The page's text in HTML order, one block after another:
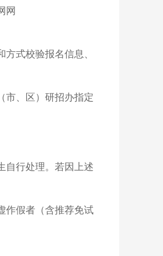
网
式校验报名信息、
市、区）研招办指定
自行处理。若因上述
作假者（含推荐免试